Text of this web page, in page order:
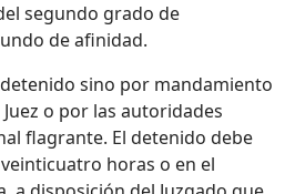
segundo grado de
de afinidad.
sino por mandamiento
o por las autoridades
flagrante. El detenido debe
horas o en el